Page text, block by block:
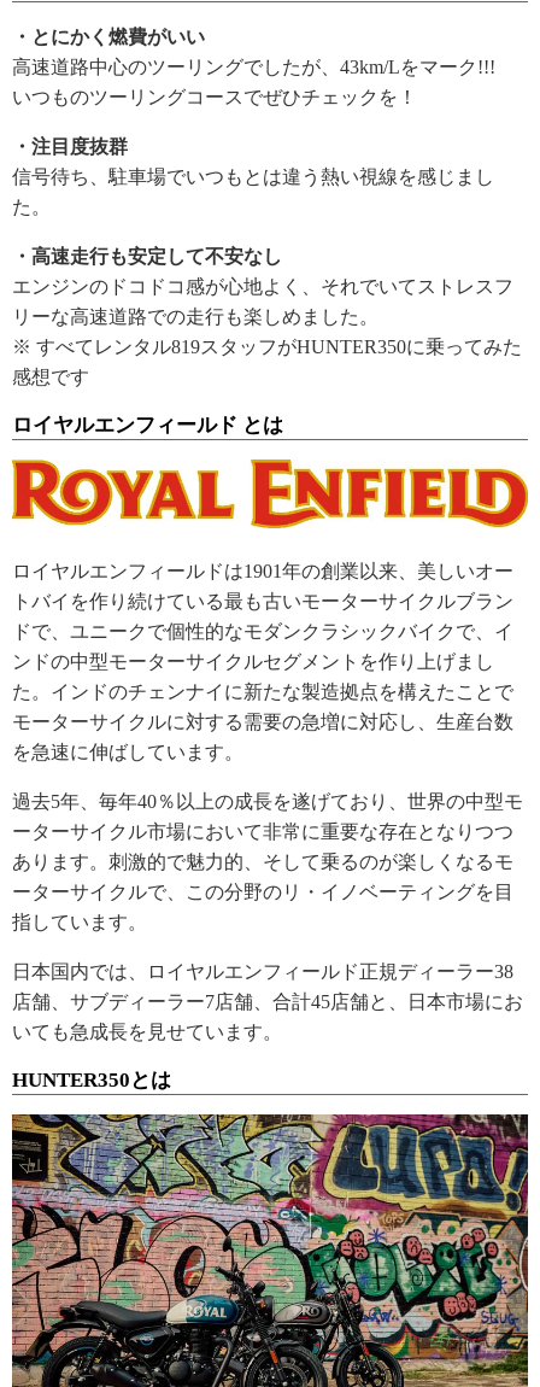
・とにかく燃費がいい
高速道路中心のツーリングでしたが、43km/Lをマーク!!!
いつものツーリングコースでぜひチェックを！
・注目度抜群
信号待ち、駐車場でいつもとは違う熱い視線を感じまし
た。
・高速走行も安定して不安なし
エンジンのドコドコ感が心地よく、それでいてストレスフ
リーな高速道路での走行も楽しめました。
※ すべてレンタル819スタッフがHUNTER350に乗ってみた
感想です
ロイヤルエンフィールド とは
ロイヤルエンフィールドは1901年の創業以来、美しいオー
トバイを作り続けている最も古いモーターサイクルブラン
ドで、ユニークで個性的なモダンクラシックバイクで、イ
ンドの中型モーターサイクルセグメントを作り上げまし
た。インドのチェンナイに新たな製造拠点を構えたことで
モーターサイクルに対する需要の急増に対応し、生産台数
を急速に伸ばしています。
過去5年、毎年40％以上の成長を遂げており、世界の中型モ
ーターサイクル市場において非常に重要な存在となりつつ
あります。刺激的で魅力的、そして乗るのが楽しくなるモ
ーターサイクルで、この分野のリ・イノベーティングを目
指しています。
日本国内では、ロイヤルエンフィールド正規ディーラー38
店舗、サブディーラー7店舗、合計45店舗と、日本市場にお
いても急成長を見せています。
HUNTER350とは